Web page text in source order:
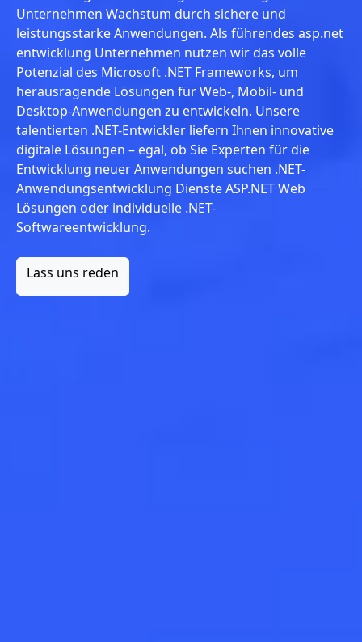
Unternehmen Wachstum durch sichere und
leistungsstarke Anwendungen. Als führendes asp.net
entwicklung Unternehmen nutzen wir das volle
Potenzial des Microsoft .NET Frameworks, um
herausragende Lösungen für Web-, Mobil- und
Desktop-Anwendungen zu entwickeln. Unsere
talentierten .NET-Entwickler liefern Ihnen innovative
digitale Lösungen – egal, ob Sie Experten für die
Entwicklung neuer Anwendungen suchen .NET-
Anwendungsentwicklung Dienste ASP.NET Web
Lösungen oder individuelle .NET-
Softwareentwicklung.
Lass uns reden